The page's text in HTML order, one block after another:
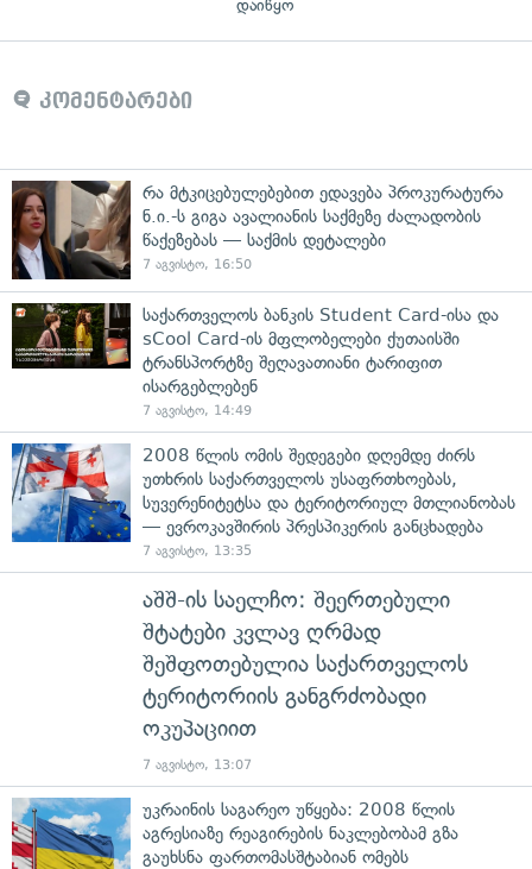
დაიწყო
კომენტარები
რა მტკიცებულებებით ედავება პროკურატურა
ნ.ი.-ს გიგა ავალიანის საქმეზე ძალადობის
წაქეზებას — საქმის დეტალები
7 აგვისტო, 16:50
საქართველოს ბანკის Student Card-ისა და
sCool Card-ის მფლობელები ქუთაისში
ტრანსპორტზე შეღავათიანი ტარიფით
ისარგებლებენ
7 აგვისტო, 14:49
2008 წლის ომის შედეგები დღემდე ძირს
უთხრის საქართველოს უსაფრთხოებას,
სუვერენიტეტსა და ტერიტორიულ მთლიანობას
— ევროკავშირის პრესპიკერის განცხადება
7 აგვისტო, 13:35
აშშ-ის საელჩო: შეერთებული
შტატები კვლავ ღრმად
შეშფოთებულია საქართველოს
ტერიტორიის განგრძობადი
ოკუპაციით
7 აგვისტო, 13:07
უკრაინის საგარეო უწყება: 2008 წლის
აგრესიაზე რეაგირების ნაკლებობამ გზა
გაუხსნა ფართომასშტაბიან ომებს